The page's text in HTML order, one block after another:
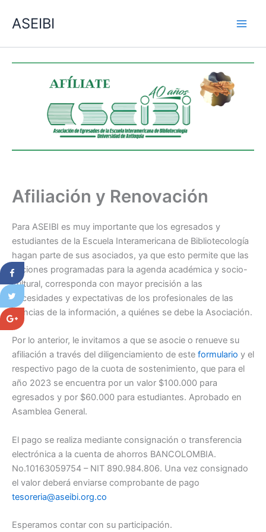
ASEIBI
Afiliación y Renovación
Para ASEIBI es muy importante que los egresados y
estudiantes de la Escuela Interamericana de Bibliotecología
hagan parte de sus asociados, ya que esto permite que las
acciones programadas para la agenda académica y socio-
cultural, corresponda con mayor precisión a las
necesidades y expectativas de los profesionales de las
ciencias de la información, a quiénes se debe la Asociación.
Por lo anterior, le invitamos a que se asocie o renueve su
afiliación a través del diligenciamiento de este formulario y el
respectivo pago de la cuota de sostenimiento, que para el
año 2023 se encuentra por un valor $100.000 para
egresados y por $60.000 para estudiantes. Aprobado en
Asamblea General.
El pago se realiza mediante consignación o transferencia
electrónica a la cuenta de ahorros BANCOLOMBIA.
No.10163059754 – NIT 890.984.806. Una vez consignado
el valor deberá enviarse comprobante de pago
tesoreria@aseibi.org.co
Esperamos contar con su participación.